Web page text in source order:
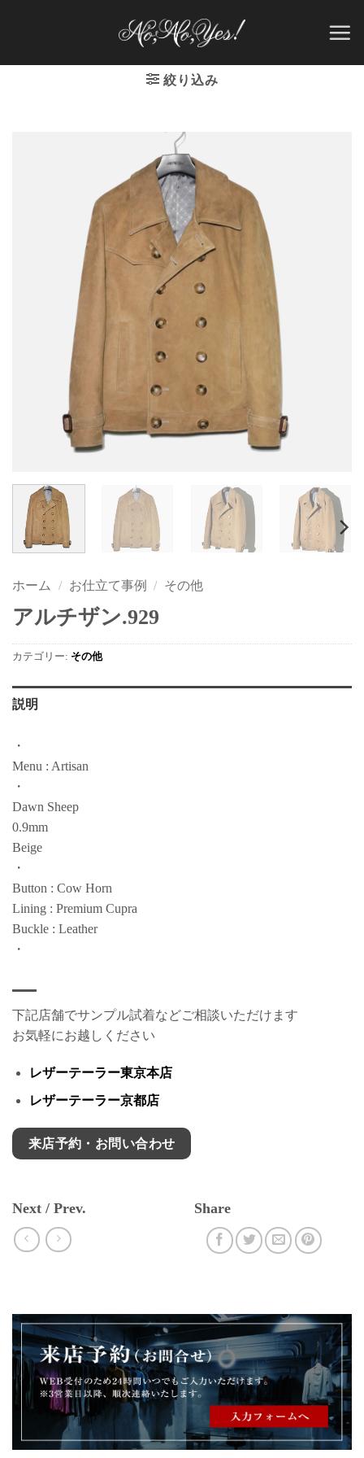
絞り込み
ホーム / お仕立て事例 / その他
アルチザン.929
カテゴリー: その他
説明
・
Menu : Artisan
・
Dawn Sheep
0.9mm
Beige
・
Button : Cow Horn
Lining : Premium Cupra
Buckle : Leather
・
下記店舗でサンプル試着などご相談いただけます
お気軽にお越しください
レザーテーラー東京本店
レザーテーラー京都店
来店予約・お問い合わせ
Next / Prev. Share